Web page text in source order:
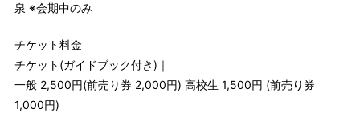
泉 ※会期中のみ
チケット料金
チケット(ガイドブック付き)｜
一般 2,500円(前売り券 2,000円) 高校生 1,500円 (前売り券
1,000円)